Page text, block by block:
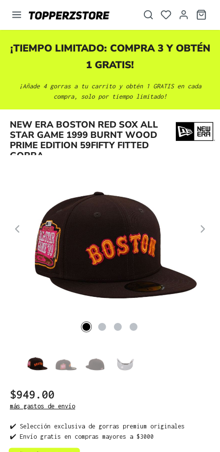
principal
¡TIEMPO LIMITADO: COMPRA 3 Y OBTÉN
1 GRATIS!
¡Añade 4 gorras a tu carrito y obtén 1 GRATIS en cada
compra, solo por tiempo limitado!
NEW ERA BOSTON RED SOX ALL
STAR GAME 1999 BURNT WOOD
PRIME EDITION 59FIFTY FITTED
GORRA
Omitir galería de imágenes
$949.00
más gastos de envío
✔️ Selección exclusiva de gorras premium originales
✔️ Envío gratis en compras mayores a $3000